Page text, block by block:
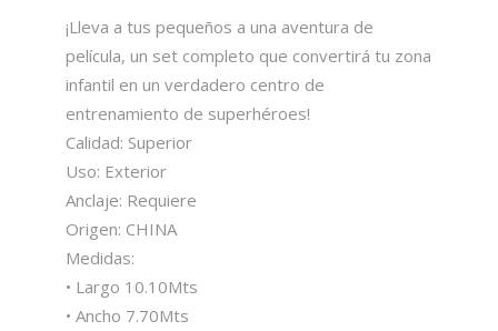
¡Lleva a tus pequeños a una aventura de
película, un set completo que convertirá tu zona
infantil en un verdadero centro de
entrenamiento de superhéroes!
Calidad: Superior
Uso: Exterior
Anclaje: Requiere
Origen: CHINA
Medidas:
• Largo 10.10Mts
• Ancho 7.70Mts